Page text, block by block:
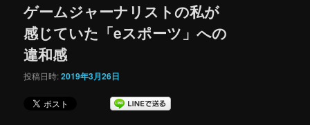
ビ
ゲ
ー
シ
ン
ゲームジャーナリストの私が
感じていた「eスポーツ」への
違和感
投稿日時:2019年3月26日